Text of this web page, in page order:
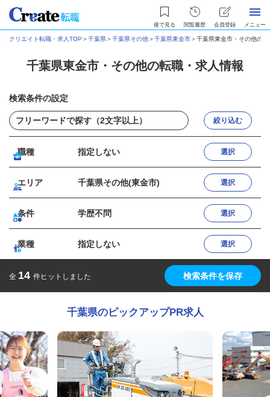
後で見る 閲覧履歴 会員登録 メニュー
クリエイト転職・求人TOP ＞千葉県＞千葉県その他＞千葉県東金市＞千葉県東金市・その他の
千葉県東金市・その他の転職・求人情報
検索条件の設定
絞り込む
職種 指定しない 選択
エリア 千葉県その他(東金市) 選択
条件 学歴不問 選択
業種 指定しない 選択
全 14 件ヒットしました 検索条件を保存
千葉県のピックアップPR求人